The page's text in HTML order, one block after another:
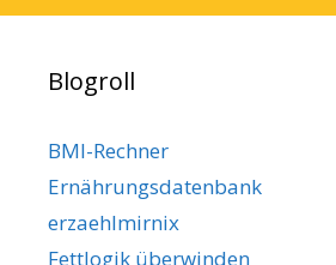
Blogroll
BMI-Rechner
Ernährungsdatenbank
erzaehlmirnix
Fettlogik überwinden